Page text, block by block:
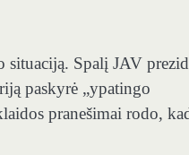
situaciją. Spalį JAV
paskyrė „ypatingo
pranešimai rodo,